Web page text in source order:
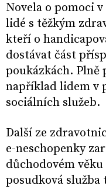
Novela o pomoci
lidé s těžkým
kteří o
dostávat část
poukázkách. Plně
například lidem v
sociálních služeb.
Další ze
e-neschopenky
důchodovém
posudková služba